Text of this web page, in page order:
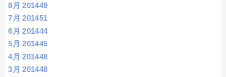
8月 201449
7月 201451
6月 201444
5月 201445
4月 201448
3月 201448